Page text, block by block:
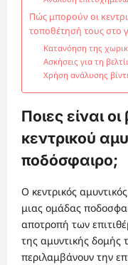
Πώς μπορούν οι
τοποθέτησή τους στο
Κατανόηση της
Ασκήσεις για τη
Χρήση ανάλυσης
Ποιες είναι
κεντρικού
ποδόσφαιρο;
Ο κεντρικός
μιας ομάδας
αποτροπή των
της αμυντικής δομής
περιλαμβάνουν την